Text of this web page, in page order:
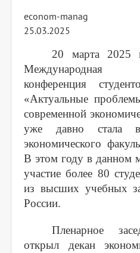
econom-manag
25.03.2025
20 марта 2025
Международная
конференция
«Актуальные
современной
уже давно стала
экономического
В этом году в данном
участие более 80
из высших учебных
России.
Пленарное
открыл декан